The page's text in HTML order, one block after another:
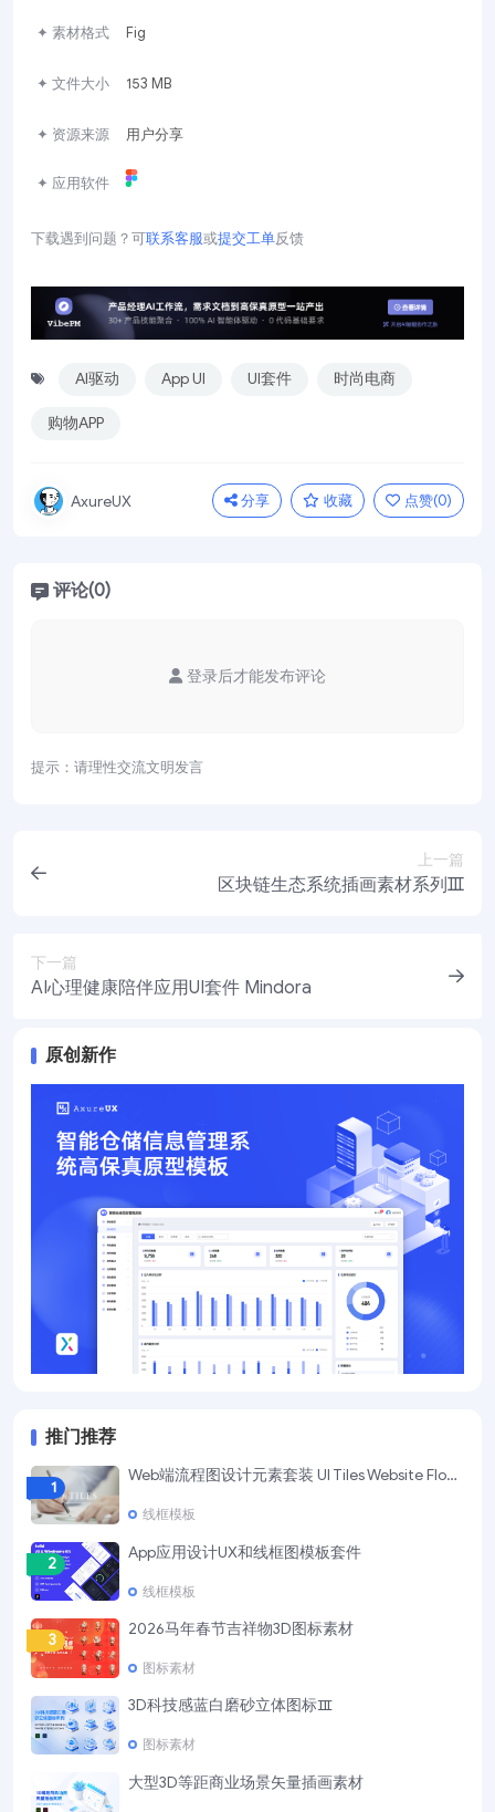
✦ 素材格式 Fig
✦ 文件大小 153 MB
✦ 资源来源 用户分享
✦ 应用软件
下载遇到问题？可联系客服或提交工单反馈
AI驱动 App UI UI套件 时尚电商
购物APP
AxureUX 分享 收藏 点赞(0)
评论(0)
提示：请理性交流文明发言
登录后才能发布评论
上一篇
区块链生态系统插画素材系列Ⅲ
下一篇
AI心理健康陪伴应用UI套件 Mindora
原创新作
推门推荐
1
Web端流程图设计元素套装 UI Tiles Website Flowcharts
线框模板
2
App应用设计UX和线框图模板套件
线框模板
3
2026马年春节吉祥物3D图标素材
图标素材
4
3D科技感蓝白磨砂立体图标Ⅲ
图标素材
5
大型3D等距商业场景矢量插画素材